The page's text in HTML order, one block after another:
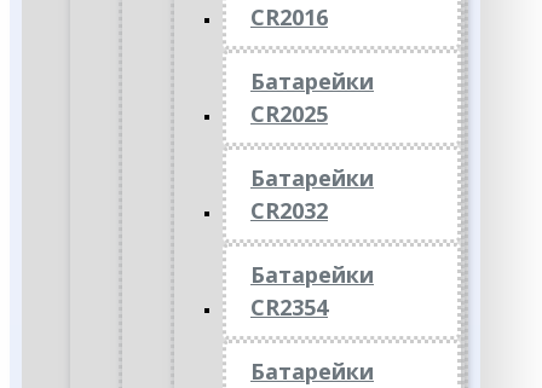
CR2016
Батарейки
CR2025
Батарейки
CR2032
Батарейки
CR2354
Батарейки